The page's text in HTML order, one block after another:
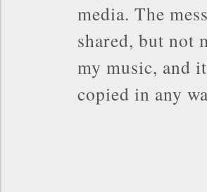
media. The
shared, but not
my music, and
copied in any